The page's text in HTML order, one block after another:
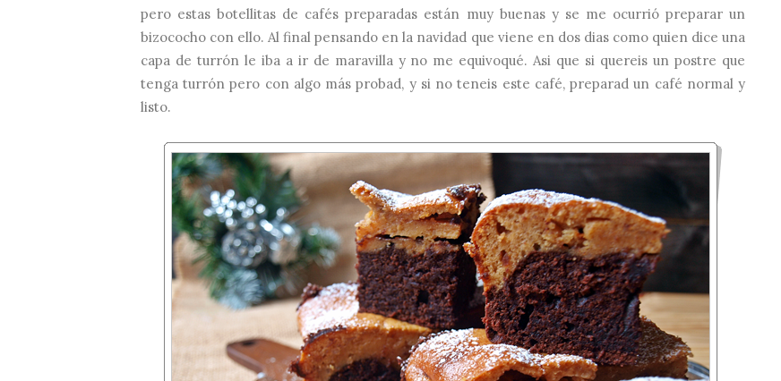
pero estas botellitas de cafés preparadas están muy buenas y se me ocurrió preparar un
bizococho con ello. Al final pensando en la navidad que viene en dos dias como quien dice una
capa de turrón le iba a ir de maravilla y no me equivoqué. Asi que si quereis un postre que
tenga turrón pero con algo más probad, y si no teneis este café, preparad un café normal y
listo.